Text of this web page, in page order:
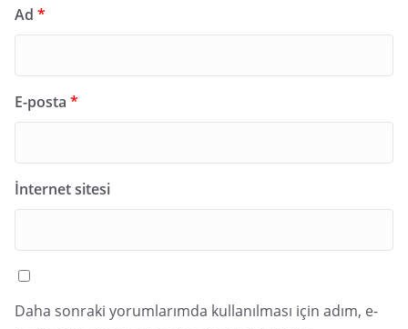
Ad *
E-posta *
İnternet sitesi
Daha sonraki yorumlarımda kullanılması için adım, e-